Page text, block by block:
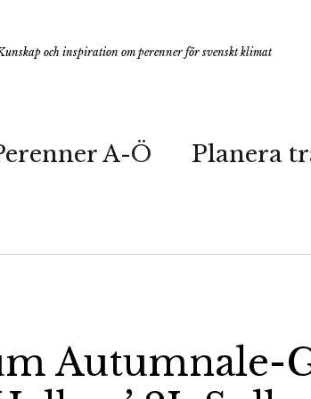
och inspiration om perenner för svenskt klimat
A-Ö Planera
Autumnale-